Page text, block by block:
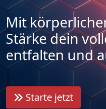
Mit
Stärke dein
entfalten und
Starte jetzt